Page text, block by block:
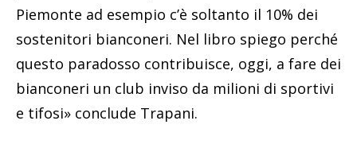
Piemonte ad esempio c’è soltanto il 10% dei
sostenitori bianconeri. Nel libro spiego perché
questo paradosso contribuisce, oggi, a fare dei
bianconeri un club inviso da milioni di sportivi
e tifosi» conclude Trapani.